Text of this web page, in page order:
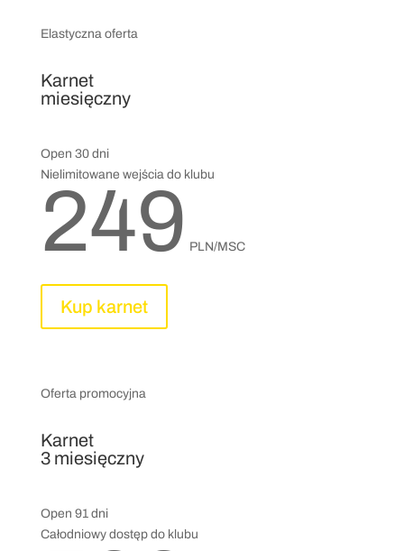
Elastyczna oferta
Karnet
miesięczny
Open 30 dni
Nielimitowane wejścia do klubu
249 PLN/MSC
Kup karnet
Oferta promocyjna
Karnet
3 miesięczny
Open 91 dni
Całodniowy dostęp do klubu